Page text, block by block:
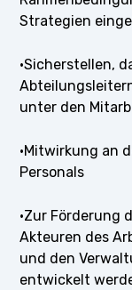
Strategien
·Sicherstellen,
unter den
·Mitwirkung an
Personals
·Zur Förderung
Akteuren des
und den
entwickelt